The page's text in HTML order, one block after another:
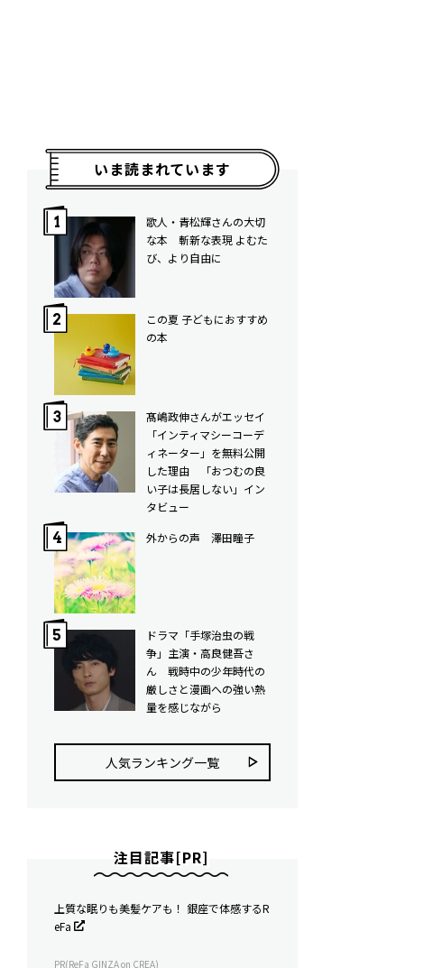
いま読まれています
歌人・青松輝さんの大切
な本 斬新な表現 よむた
び、より自由に
この夏 子どもにおすすめ
の本
髙嶋政伸さんがエッセイ
「インティマシーコーデ
ィネーター」を無料公開
した理由 「おつむの良
い子は長居しない」イン
タビュー
外からの声 澤田瞳子
ドラマ「手塚治虫の戦
争」主演・高良健吾さ
ん 戦時中の少年時代の
厳しさと漫画への強い熱
量を感じながら
人気ランキング⼀覧
注目記事[PR]
上質な眠りも美髪ケアも！ 銀座で体感するR
eFa
PR(ReFa GINZA on CREA)